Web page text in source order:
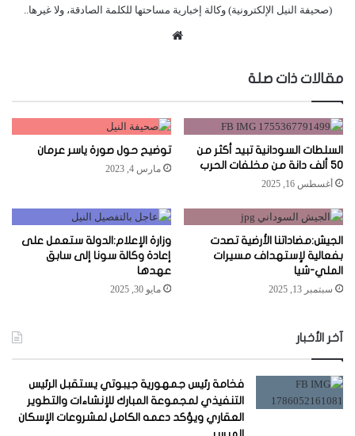
(صحيفة النيل الإلكترونية) وكالة إخبارية مساحتها للكلمة الصادقة، ولا غيرها..
مقالات ذات صلة
السلطات السودانية تبيد أكثر من
50 ألف دانة من مخلفات الحرب
أغسطس 16, 2025
توضيح حول صورة ياسر عرمان
مارس 4, 2023
الجيش:مضاداتنا الأرضية تصدت
بفعالية لإستهداف مسيرات
الملي-شيا
سبتمبر 13, 2025
وزارة الإعلام:الدولة ستعمل على
إعادة وكالة سونا إلى سابق
عهدها
مايو 30, 2025
آخر الأخبار
فخامة رئيس جمهورية جيبوتي يستقبل الرئيس
التنفيذي لمجموعة المبارك للإنشاءات والتطوير
العقاري ويؤكد دعمه الكامل لمشروعات الإسكان